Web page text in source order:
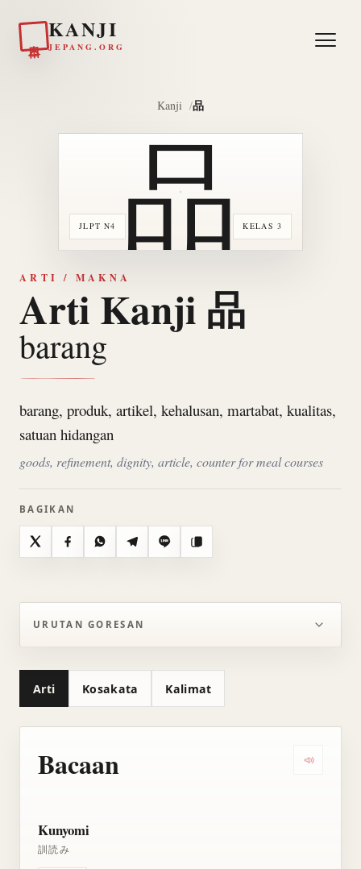
KANJI
JEPANG.ORG
Kanji 品
JLPT N4 KELAS 3
品
ARTI / MAKNA
Arti Kanji 品
barang
barang, produk, artikel, kehalusan, martabat, kualitas,
satuan hidangan
goods, refinement, dignity, article, counter for meal courses
BAGIKAN
X FacebookWhatsAppTelegramLine Salin
URUTAN GORESAN
Arti Kosakata Kalimat
Bacaan
Kunyomi
訓読み